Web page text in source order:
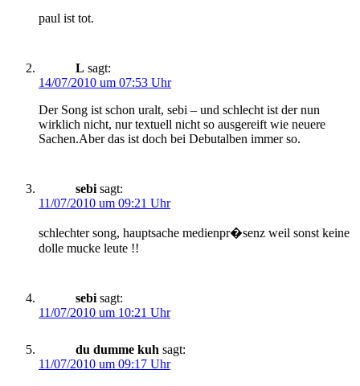
paul ist tot.
L sagt:
14/07/2010 um 07:53 Uhr
Der Song ist schon uralt, sebi – und schlecht ist der nun
wirklich nicht, nur textuell nicht so ausgereift wie neuere
Sachen.Aber das ist doch bei Debutalben immer so.
sebi sagt:
11/07/2010 um 09:21 Uhr
schlechter song, hauptsache medienpr�senz weil sonst keine
dolle mucke leute !!
sebi sagt:
11/07/2010 um 10:21 Uhr
du dumme kuh sagt:
11/07/2010 um 09:17 Uhr